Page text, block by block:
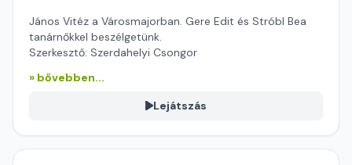
János Vitéz a Városmajorban. Gere Edit és Stróbl Bea
tanárnőkkel beszélgetünk.
Szerkesztő: Szerdahelyi Csongor
» bővebben...
Lejátszás